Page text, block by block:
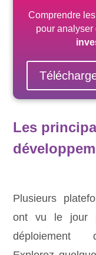
Comprendre
pour analyser
Les
Plusieurs
ont vu le jour
déploiement